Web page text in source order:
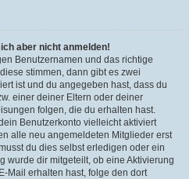
aber nicht anmelden!
Benutzernamen und das richtige
stimmen, dann gibt es zwei
ist und du angegeben hast, dass du
einer deiner Eltern oder deiner
folgen, die du erhalten hast.
Benutzerkonto vielleicht aktiviert
alle neu angemeldeten Mitglieder erst
du dies selbst erledigen oder ein
wurde dir mitgeteilt, ob eine Aktivierung
Mail erhalten hast, folge den dort